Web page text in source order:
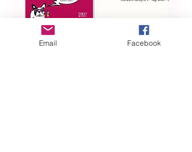
Email Facebook